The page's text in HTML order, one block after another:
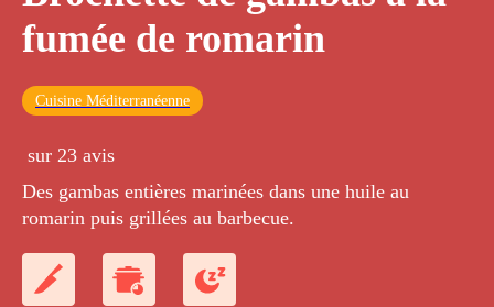
fumée de romarin
Cuisine Méditerranéenne
sur 23 avis
Des gambas entières marinées dans une huile au
romarin puis grillées au barbecue.